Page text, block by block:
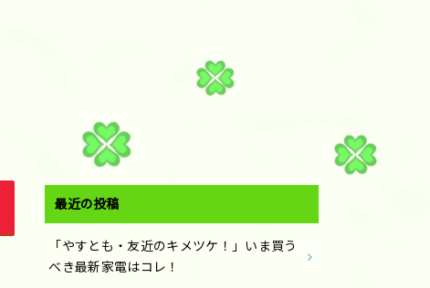
最近の投稿
「やすとも・友近のキメツケ！」いま買う
べき最新家電はコレ！